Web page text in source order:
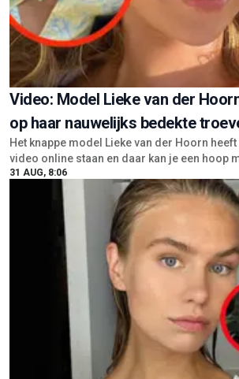
Video: Model Lieke van der
op haar nauwelijks bedekte
Het knappe model Lieke van der Hoorn
video online staan en daar kan je een hoop
31 AUG, 8:06